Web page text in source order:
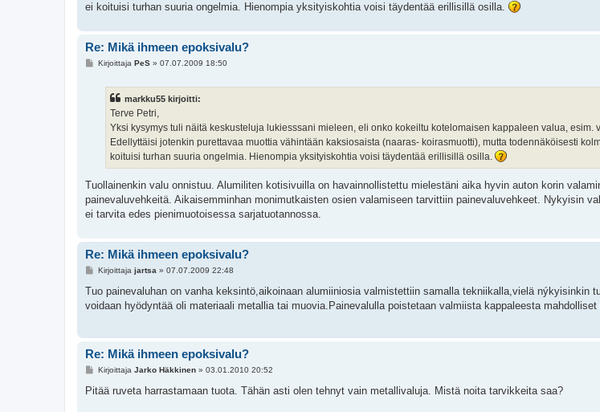
ei koituisi turhan suuria ongelmia. Hienompia yksityiskohtia voisi täydentää erillisillä osilla.
Re: Mikä ihmeen epoksivalu?
VKirjoittaja PeS» 07.07.2009 18:50
markku55 kirjoitti:
Terve Petri,
Yksi kysymys tuli näitä keskusteluja lukiesssani mieleen, eli onko kokeiltu kotelomaisen kappaleen valua, esim.
Edellyttäisi jotenkin purettavaa muottia vähintään kaksiosaista (naaras- koirasmuotti), mutta todennäköisesti
koituisi turhan suuria ongelmia. Hienompia yksityiskohtia voisi täydentää erillisillä osilla.
Tuollainenkin valu onnistuu. Alumiliten kotisivuilla on havainnollistettu mielestäni aika hyvin auton korin
painevaluvehkeitä. Aikaisemminhan monimutkaisten osien valamiseen tarvittiin painevaluvehkeet. Nykyisin
ei tarvita edes pienimuotoisessa sarjatuotannossa.
Re: Mikä ihmeen epoksivalu?
V
e
t
Kirjoittaja jartsa » 07.07.2009 22:48
Tuo painevaluhan on vanha keksintö,aikoinaan alumiiniosia valmistettiin samalla tekniikalla,vielä nýkyisinkin
voidaan hyödyntää oli materiaali metallia tai muovia.Painevalulla poistetaan valmiista kappaleesta
Re: Mikä ihmeen epoksivalu?
V
e
Kirjoittaja Jarko Häkkinen» 03.01.2010 20:52
Pitää ruveta harrastamaan tuota. Tähän asti olen tehnyt vain metallivaluja. Mistä noita tarvikkeita saa?